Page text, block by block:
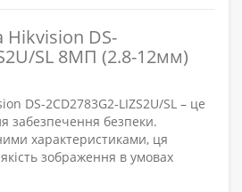
Hikvision DS-
SL 8МП (2.8-12мм)
DS-2CD2783G2-LIZS2U/SL – це
забезпечення безпеки.
характеристиками, ця
зображення в умовах